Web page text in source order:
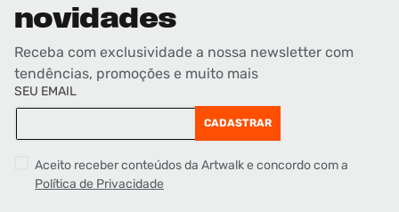
novidades
Receba com exclusividade a nossa newsletter com
tendências, promoções e muito mais
SEU EMAIL
CADASTRAR
Aceito receber conteúdos da Artwalk e concordo com a
Política de Privacidade